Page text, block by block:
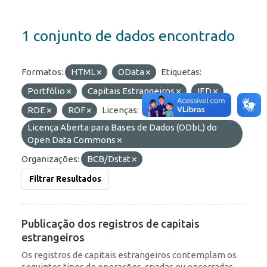
1 conjunto de dados encontrado
Formatos: HTML OData
Etiquetas:
Portfólio
Capitais Estrangeiros
IED
RDE
ROF
Licenças:
Licença Aberta para Bases de Dados (ODbL) do
Open Data Commons
Organizações:
BCB/Dstat
Filtrar Resultados
Publicação dos registros de capitais
estrangeiros
Os registros de capitais estrangeiros contemplam os